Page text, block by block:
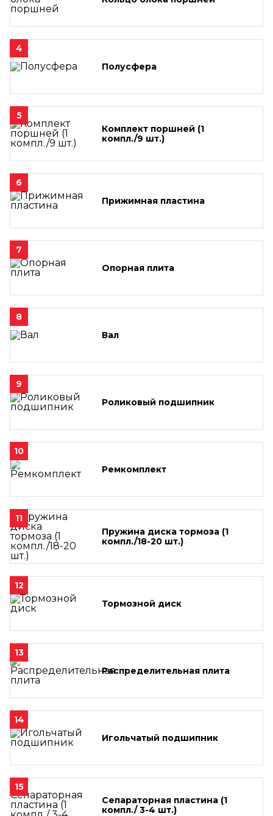
4
Полусфера
5
Комплект поршней (1
компл./9 шт.)
6
Прижимная пластина
7
Опорная плита
8
Вал
9
Роликовый подшипник
10
Ремкомплект
11
Пружина диска тормоза (1
компл./18-20 шт.)
12
Тормозной диск
13
Распределительная плита
14
Игольчатый подшипник
15
Сепараторная пластина (1
компл./ 3-4 шт.)